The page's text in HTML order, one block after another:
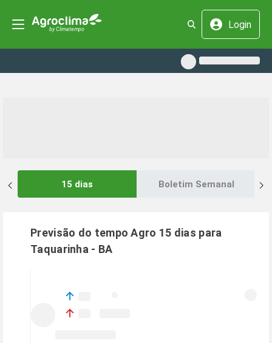
Login
15 dias Boletim Semanal
Previsão do tempo Agro 15 dias para
Taquarinha - BA